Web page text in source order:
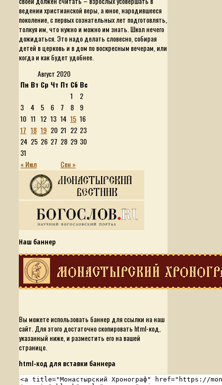
ведении христианской веры, а юное, народившееся
поколение, с первых сознательных лет подготовлять,
толкуя им, что нужно и можно им знать. Школ нечего
дожидаться. Это надо делать словесно, собирая
детей в церковь и в дом по воскресным вечерам, или
когда и как будет удобнее.
Август 2020
Пн Вт Ср Чт Пт Сб Вс
« Июл Сен »
1
2
3
4 5 6 7 8
9
10 11 12 13 14 15 16
17 18 19 20 21 22 23
24 25 26 27 28 29 30
31
Наш баннер
Вы можете использовать баннер для ссылки на наш
сайт. Для этого достаточно скопировать html-код,
указанный ниже, и разместить его на вашей
странице.
html-код для вставки баннера